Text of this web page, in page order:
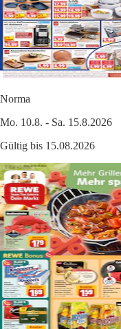
Norma
Mo. 10.8. - Sa. 15.8.2026
Gültig bis 15.08.2026